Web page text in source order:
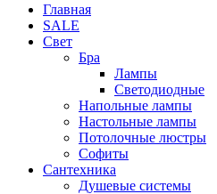
Главная
SALE
Свет
Бра
Лампы
Светодиодные
Напольные лампы
Настольные лампы
Потолочные люстры
Софиты
Сантехника
Душевые системы